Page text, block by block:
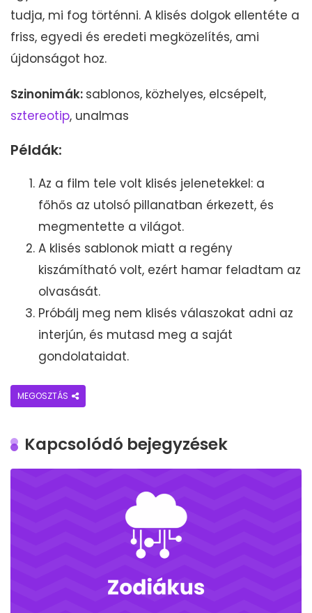
tudja, mi fog történni. A klisés dolgok ellentéte a
friss, egyedi és eredeti megközelítés, ami
újdonságot hoz.
Szinonimák: sablonos, közhelyes, elcsépelt,
sztereotip, unalmas
Példák:
Az a film tele volt klisés jelenetekkel: a
főhős az utolsó pillanatban érkezett, és
megmentette a világot.
A klisés sablonok miatt a regény
kiszámítható volt, ezért hamar feladtam az
olvasását.
Próbálj meg nem klisés válaszokat adni az
interjún, és mutasd meg a saját
gondolataidat.
MEGOSZTÁS
Kapcsolódó bejegyzések